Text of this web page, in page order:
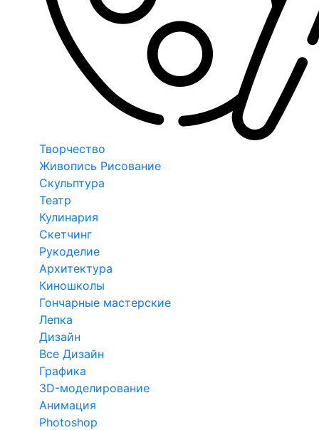
Творчество
Живопись Рисование
Скульптура
Театр
Кулинария
Скетчинг
Рукоделие
Архитектура
Киношколы
Гончарные мастерские
Лепка
Дизайн
Все Дизайн
Графика
3D-моделирование
Анимация
Photoshop